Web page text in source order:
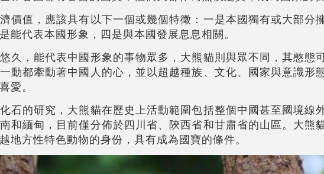
價值，應該具有以下一個或幾個特徵：一是本國獨有或大部分
能代表本國形象，四是與本國發展息息相關。
久，能代表中國形象的事物眾多，大熊貓則與眾不同，其憨態
動都牽動著中國人的心，並以超越種族、文化、國家與意識形
愛。
石的研究，大熊貓在歷史上活動範圍包括整個中國甚至國境線
和緬甸，目前僅分佈於四川省、陝西省和甘肅省的山區。大熊
地方性特色動物的身份，具有成為國寶的條件。